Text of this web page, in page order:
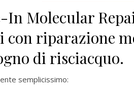
In Molecular
con riparazione
di risciacquo.
semplicissimo: